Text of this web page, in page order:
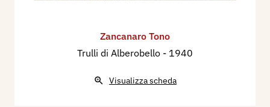
Zancanaro Tono
Trulli di Alberobello - 1940
Visualizza scheda